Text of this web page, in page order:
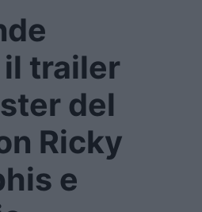
trailer
del
Ricky
e